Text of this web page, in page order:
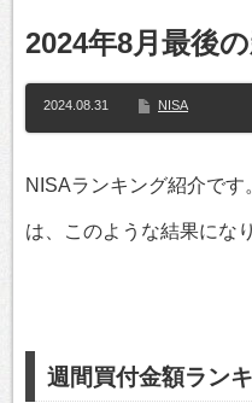
2024年8月最後
2024.08.31 NISA
NISAランキング紹介です
は、このような結果にな
週間買付金額ラン